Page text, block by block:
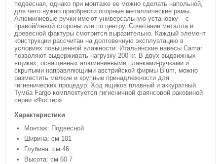
подвесная, однако при монтаже ее можно сделать напольной,
для чего нужно приобрести опорные металлические рамы.
Алюминиевые ручки имеют универсальную установку – с
правой/левой стороны или по центру. Сочетание металла и
древесной фактуры смотрится выразительно. Каждый элемент
конструкции рассчитан на долговечную эксплуатацию в
условиях повышенной влажности. Итальянские навесы Camar
позволяют выдерживать нагрузку 200 кг. В двух выдвижных
ящиках, оснащенных алюминиевыми планками-ручками и
скрытыми направляющими австрийской фирмы Blum, можно
разместить мелкие и крупные принадлежности для
гигиенических процедур. Ход ящиков плавный и аккуратный.
Тумба Fargo комплектуется гигиеничной фаянсовой раковиной
серии «Фостер».
Характеристики
Монтаж: Подвесной
Ширина: см 101
Глубина: см 46
Высота: см 60.7